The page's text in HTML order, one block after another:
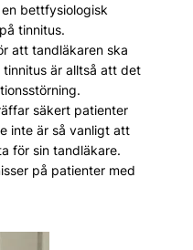
bett­fysiologisk
tinnitus.
att tandläkaren ska
är alltså att det
säkert patienter
inte är så vanligt att
för sin tandläkare.
på patienter med